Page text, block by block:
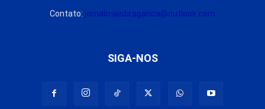
Contato: jornalmaisbraganca@outlook.com
SIGA-NOS